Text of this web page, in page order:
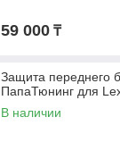
59 000 ₸
Защита переднего
ПапаТюнинг для
В наличии